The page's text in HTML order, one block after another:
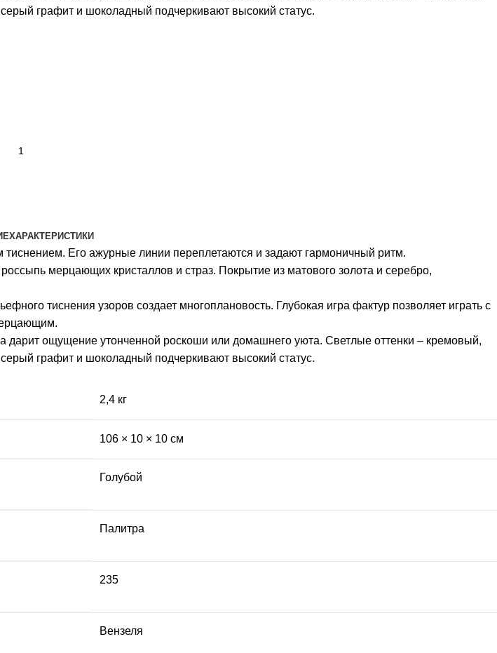
графит и шоколадный подчеркивают высокий статус.
ХАРАКТЕРИСТИКИ
Его ажурные линии переплетаются и задают гармоничный ритм.
мерцающих кристаллов и страз. Покрытие из матового золота и серебро,
тиснения узоров создает многоплановость. Глубокая игра фактур позволяет играть с
дарит ощущение утонченной роскоши или домашнего уюта. Светлые оттенки – кремовый,
графит и шоколадный подчеркивают высокий статус.
2,4 кг
106 × 10 × 10 см
Голубой
Палитра
235
Вензеля